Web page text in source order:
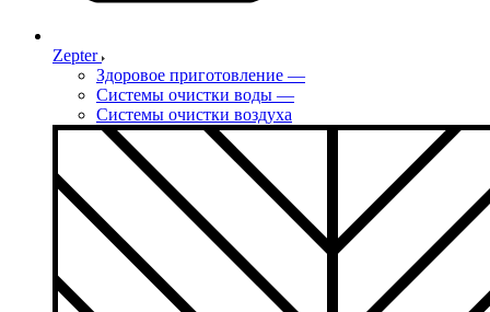
Zepter
Здоровое приготовление —
Системы очистки воды —
Системы очистки воздуха